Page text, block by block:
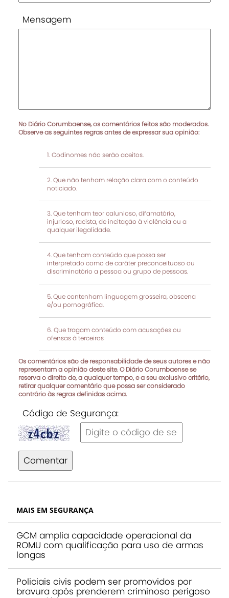
Mensagem
No Diário Corumbaense, os comentários feitos são moderados.
Observe as seguintes regras antes de expressar sua opinião:
Codinomes não serão aceitos.
Que não tenham relação clara com o conteúdo
noticiado.
Que tenham teor calunioso, difamatório,
injurioso, racista, de incitação à violência ou a
qualquer ilegalidade.
Que tenham conteúdo que possa ser
interpretado como de caráter preconceituoso ou
discriminatório a pessoa ou grupo de pessoas.
Que contenham linguagem grosseira, obscena
e/ou pornográfica.
Que tragam conteúdo com acusações ou
ofensas à terceiros
Os comentários são de responsabilidade de seus autores e não
representam a opinião deste site. O Diário Corumbaense se
reserva o direito de, a qualquer tempo, e a seu exclusivo critério,
retirar qualquer comentário que possa ser considerado
contrário às regras definidas acima.
Código de Segurança:
Comentar
MAIS EM SEGURANÇA
GCM amplia capacidade operacional da
ROMU com qualificação para uso de armas
longas
Policiais civis podem ser promovidos por
bravura após prenderem criminoso perigoso